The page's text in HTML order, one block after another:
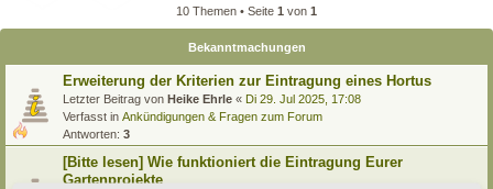
10 Themen • Seite 1 von 1
Bekanntmachungen
Erweiterung der Kriterien zur Eintragung eines Hortus
Letzter Beitrag von Heike Ehrle « Di 29. Jul 2025, 17:08
Verfasst in Ankündigungen & Fragen zum Forum
Antworten: 3
[Bitte lesen] Wie funktioniert die Eintragung Eurer
Gartenprojekte